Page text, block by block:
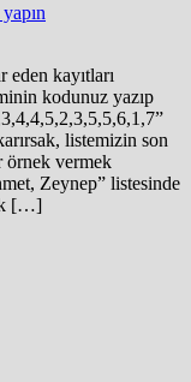
kayıtları
kodunuz yazıp
listemizin son
örnek vermek
Zeynep” listesinde
[…]